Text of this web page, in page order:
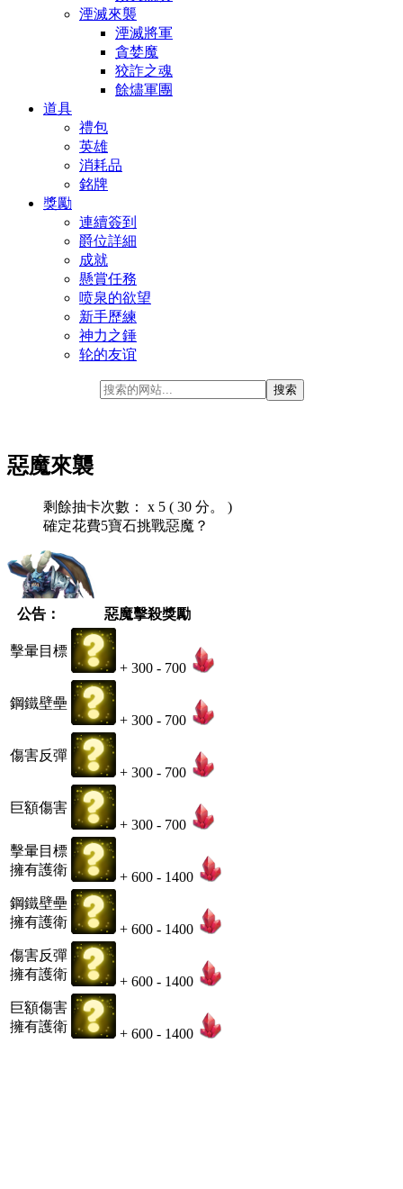
湮滅來襲
湮滅將軍
貪婪魔
狡詐之魂
餘燼軍團
道具
禮包
英雄
消耗品
銘牌
獎勵
連續簽到
爵位詳細
成就
懸賞任務
喷泉的欲望
新手歷練
神力之錘
轮的友谊
惡魔來襲
剩餘抽卡次數： x 5 ( 30 分。 )
確定花費5寶石挑戰惡魔？
公告： 惡魔擊殺獎勵
擊暈目標
+ 300 - 700
鋼鐵壁壘
+ 300 - 700
傷害反彈
+ 300 - 700
巨額傷害
+ 300 - 700
擊暈目標
擁有護衛
+ 600 - 1400
鋼鐵壁壘
擁有護衛
+ 600 - 1400
傷害反彈
擁有護衛
+ 600 - 1400
巨額傷害
擁有護衛
+ 600 - 1400